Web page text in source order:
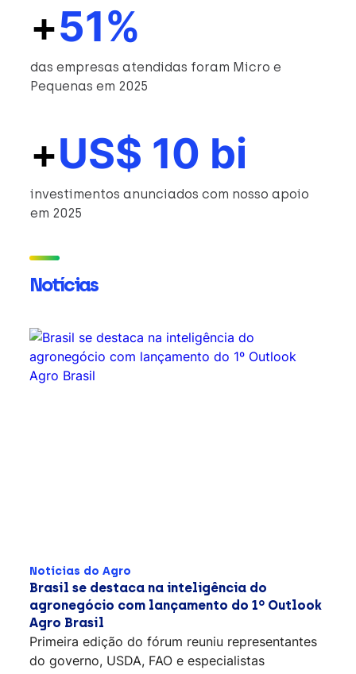
+51%
das empresas atendidas foram Micro e
Pequenas em 2025
+US$ 10 bi
investimentos anunciados com nosso apoio
em 2025
Notícias
Notícias do Agro
Brasil se destaca na inteligência do
agronegócio com lançamento do 1º Outlook
Agro Brasil
Primeira edição do fórum reuniu representantes
do governo, USDA, FAO e especialistas